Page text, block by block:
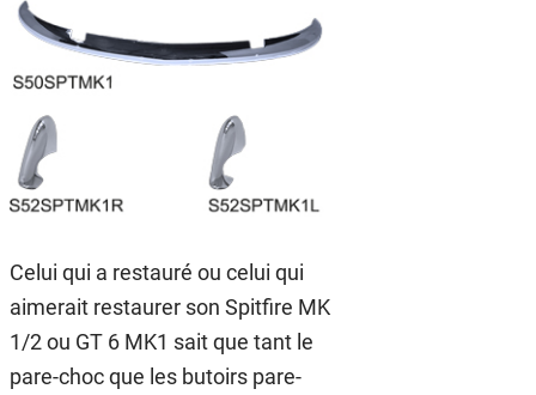
Celui qui a restauré ou celui qui
aimerait restaurer son Spitfire MK
1/2 ou GT 6 MK1 sait que tant le
pare-choc que les butoirs pare-